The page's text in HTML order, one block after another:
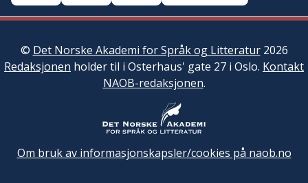
© Det Norske Akademi for Språk og Litteratur2026
Redaksjonen holder til i Osterhaus' gate 27 i Oslo. Kontakt
NAOB-redaksjonen.
Om bruk av informasjonskapsler/cookies på naob.no